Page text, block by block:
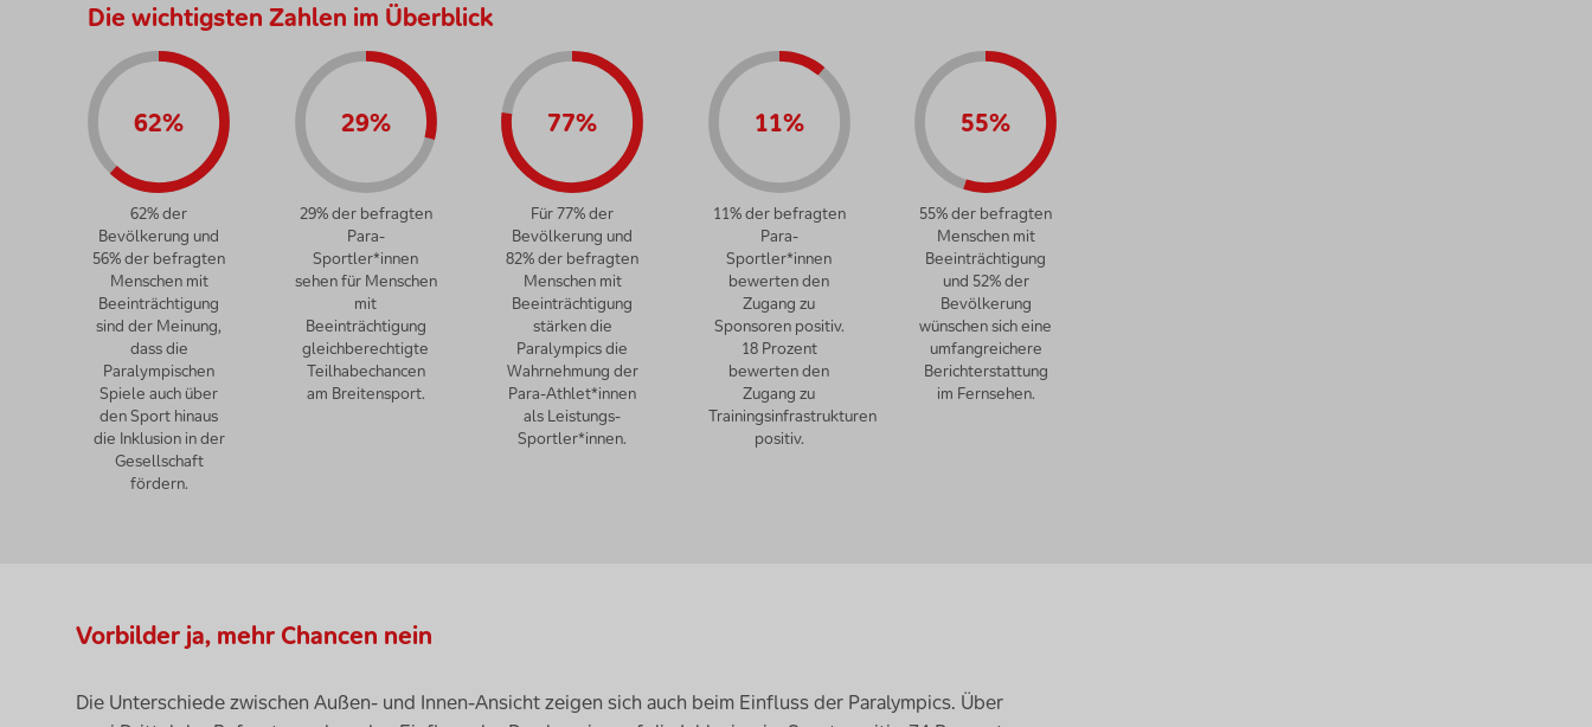
Die wichtigsten Zahlen im Überblick
62%
62% der
Bevölkerung und
56% der befragten
Menschen mit
Beeinträchtigung
sind der Meinung,
dass die
Paralympischen
Spiele auch über
den Sport hinaus
die Inklusion in der
Gesellschaft
fördern.
29%
29% der befragten
Para-
Sportler*innen
sehen für Menschen
mit
Beeinträchtigung
gleichberechtigte
Teilhabechancen
am Breitensport.
77%
Für 77% der
Bevölkerung und
82% der befragten
Menschen mit
Beeinträchtigung
stärken die
Paralympics die
Wahrnehmung der
Para-Athlet*innen
als Leistungs-
Sportler*innen.
11%
11% der befragten
Para-
Sportler*innen
bewerten den
Zugang zu
Sponsoren positiv.
18 Prozent
bewerten den
Zugang zu
Trainingsinfrastrukturen
positiv.
55%
55% der befragten
Menschen mit
Beeinträchtigung
und 52% der
Bevölkerung
wünschen sich eine
umfangreichere
Berichterstattung
im Fernsehen.
Vorbilder ja, mehr Chancen nein
Die Unterschiede zwischen Außen- und Innen-Ansicht zeigen sich auch beim Einfluss der Paralympics. Über